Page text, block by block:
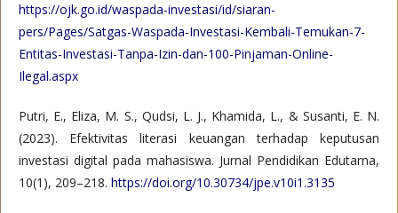
https://ojk.go.id/waspada-investasi/id/siaran-
pers/Pages/Satgas-Waspada-Investasi-Kembali-Temukan-7-
Entitas-Investasi-Tanpa-Izin-dan-100-Pinjaman-Online-
Ilegal.aspx
Putri, E., Eliza, M. S., Qudsi, L. J., Khamida, L., & Susanti, E. N.
(2023). Efektivitas literasi keuangan terhadap keputusan
investasi digital pada mahasiswa. Jurnal Pendidikan Edutama,
10(1), 209–218. https://doi.org/10.30734/jpe.v10i1.3135